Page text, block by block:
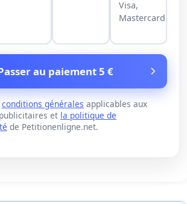
Visa,
Mastercard
au paiement 5 €
conditions générales applicables aux
et la politique de
de Petitionenligne.net.